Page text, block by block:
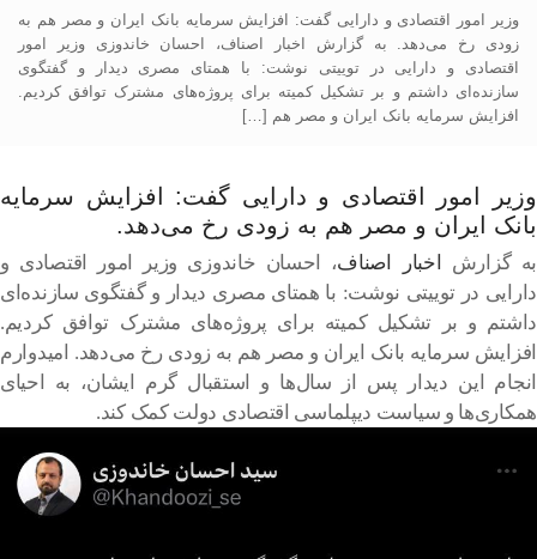
وزیر امور اقتصادی و دارایی گفت: افزایش سرمایه بانک ایران و مصر هم به
زودی رخ می‌دهد. به گزارش اخبار اصناف، احسان خاندوزی وزیر امور
اقتصادی و دارایی در توییتی نوشت: با همتای مصری دیدار و گفتگوی
سازنده‌ای داشتم و بر تشکیل کمیته برای پروژه‌های مشترک توافق کردیم.
افزایش سرمایه بانک ایران و مصر هم […]
وزیر امور اقتصادی و دارایی گفت: افزایش سرمایه
بانک ایران و مصر هم به زودی رخ می‌دهد.
به گزارش اخبار اصناف، احسان خاندوزی وزیر امور اقتصادی و
دارایی در توییتی نوشت: با همتای مصری دیدار و گفتگوی سازنده‌ای
داشتم و بر تشکیل کمیته برای پروژه‌های مشترک توافق کردیم.
افزایش سرمایه بانک ایران و مصر هم به زودی رخ می‌دهد. امیدوارم
انجام این دیدار پس از سال‌ها و استقبال گرم ایشان، به احیای
همکاری‌ها و سیاست دیپلماسی اقتصادی دولت کمک کند.